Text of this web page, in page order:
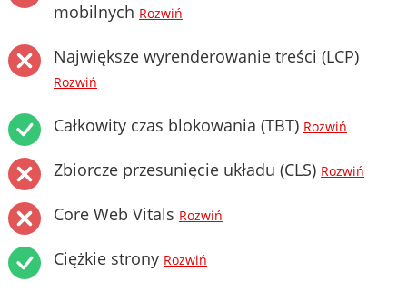
mobilnych Rozwiń
Największe wyrenderowanie treści (LCP)
Rozwiń
Całkowity czas blokowania (TBT) Rozwiń
Zbiorcze przesunięcie układu (CLS) Rozwiń
Core Web Vitals Rozwiń
Ciężkie strony Rozwiń